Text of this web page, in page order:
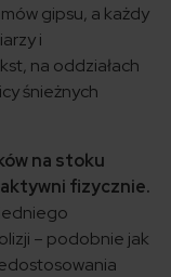
gipsu, a każdy
i
na oddziałach
śnieżnych
na stoku
fizycznie.
– podobnie jak